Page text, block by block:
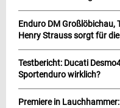
Enduro DM Großlöbichau,
Henry Strauss sorgt für
Testbericht: Ducati
Sportenduro wirklich?
Premiere in